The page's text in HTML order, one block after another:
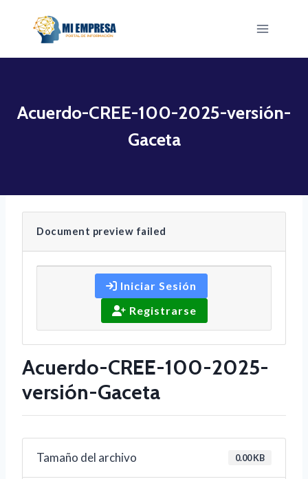
Acuerdo-CREE-100-2025-versión-
Gaceta
Document preview failed
Iniciar Sesión
Registrarse
Acuerdo-CREE-100-2025-
versión-Gaceta
Tamaño del archivo 0.00 KB